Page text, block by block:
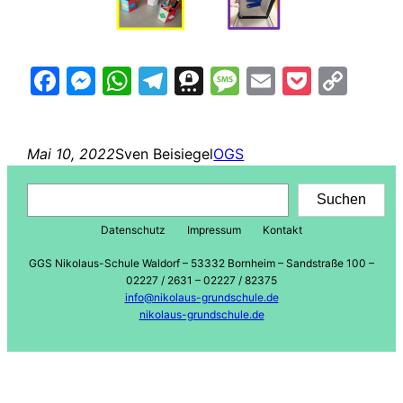
Facebook
Messenger
WhatsApp
Telegram
Threema
Message
Email
Mai 10, 2022Sven BeisiegelOGS
Suchen
Datenschutz Impressum Kontakt
GGS Nikolaus-Schule Waldorf – 53332 Bornheim – Sandstraße 100 –
02227 / 2631 – 02227 / 82375
info@nikolaus-grundschule.de
nikolaus-grundschule.de